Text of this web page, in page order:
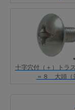
十字穴付（＋）トラ
＝８ 大頭（